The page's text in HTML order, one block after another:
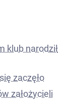
klub narodził
zaczęło
założycieli